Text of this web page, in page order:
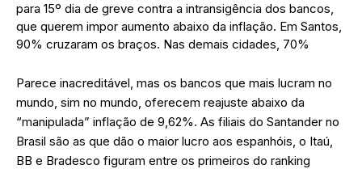
para 15º dia de greve contra a intransigência dos bancos,
que querem impor aumento abaixo da inflação. Em Santos,
90% cruzaram os braços. Nas demais cidades, 70%
Parece inacreditável, mas os bancos que mais lucram no
mundo, sim no mundo, oferecem reajuste abaixo da
“manipulada” inflação de 9,62%. As filiais do Santander no
Brasil são as que dão o maior lucro aos espanhóis, o Itaú,
BB e Bradesco figuram entre os primeiros do ranking